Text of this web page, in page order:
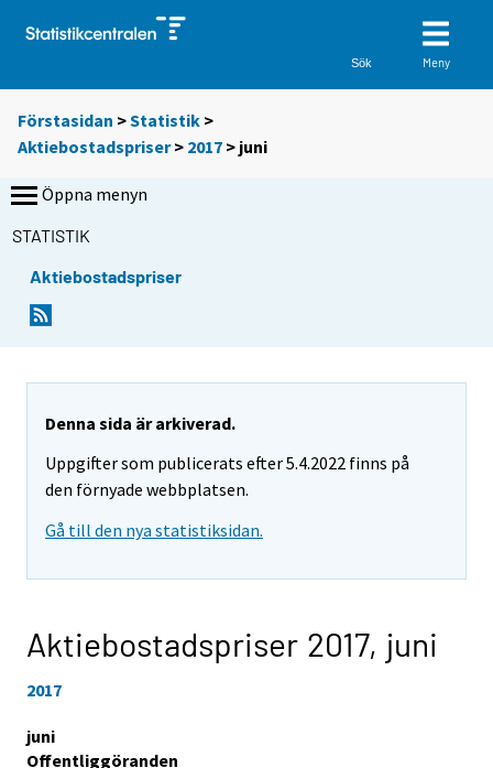
Sök Meny
Förstasidan >Statistik >
Aktiebostadspriser> 2017 > juni
Öppna menyn
STATISTIK
Aktiebostadspriser
Denna sida är arkiverad.
Uppgifter som publicerats efter 5.4.2022 finns på
den förnyade webbplatsen.
Gå till den nya statistiksidan.
Aktiebostadspriser 2017, juni
2017
juni
Offentliggöranden